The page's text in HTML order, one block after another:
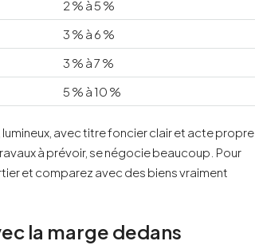
2 % à 5 %
3 % à 6 %
3 % à 7 %
5 % à 10 %
avec titre foncier clair et acte propre
à prévoir, se négocie beaucoup. Pour
et comparez avec des biens vraiment
la marge dedans